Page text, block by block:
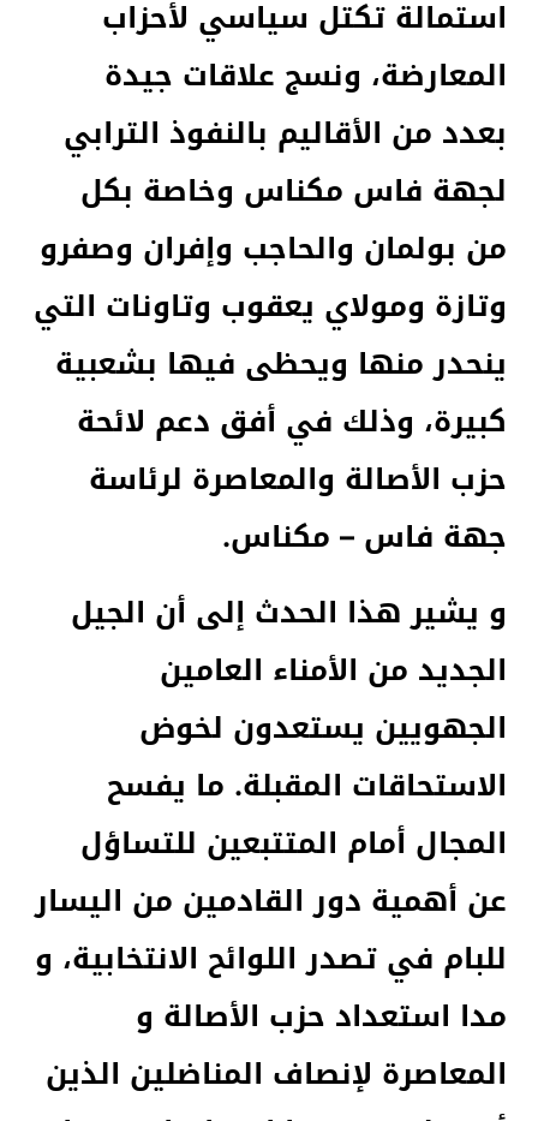
استمالة تكتل سياسي لأحزاب
المعارضة، ونسج علاقات جيدة
بعدد من الأقاليم بالنفوذ الترابي
لجهة فاس مكناس وخاصة بكل
من بولمان والحاجب وإفران وصفرو
وتازة ومولاي يعقوب وتاونات التي
ينحدر منها ويحظى فيها بشعبية
كبيرة، وذلك في أفق دعم لائحة
حزب الأصالة والمعاصرة لرئاسة
جهة فاس – مكناس.
و يشير هذا الحدث إلى أن الجيل
الجديد من الأمناء العامين
الجهويين يستعدون لخوض
الاستحاقات المقبلة. ما يفسح
المجال أمام المتتبعين للتساؤل
عن أهمية دور القادمين من اليسار
للبام في تصدر اللوائح الانتخابية، و
مدا استعداد حزب الأصالة و
المعاصرة لإنصاف المناضلين الذين